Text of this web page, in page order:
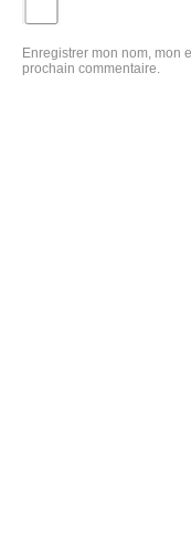
Enregistrer mon nom, mon
prochain commentaire.